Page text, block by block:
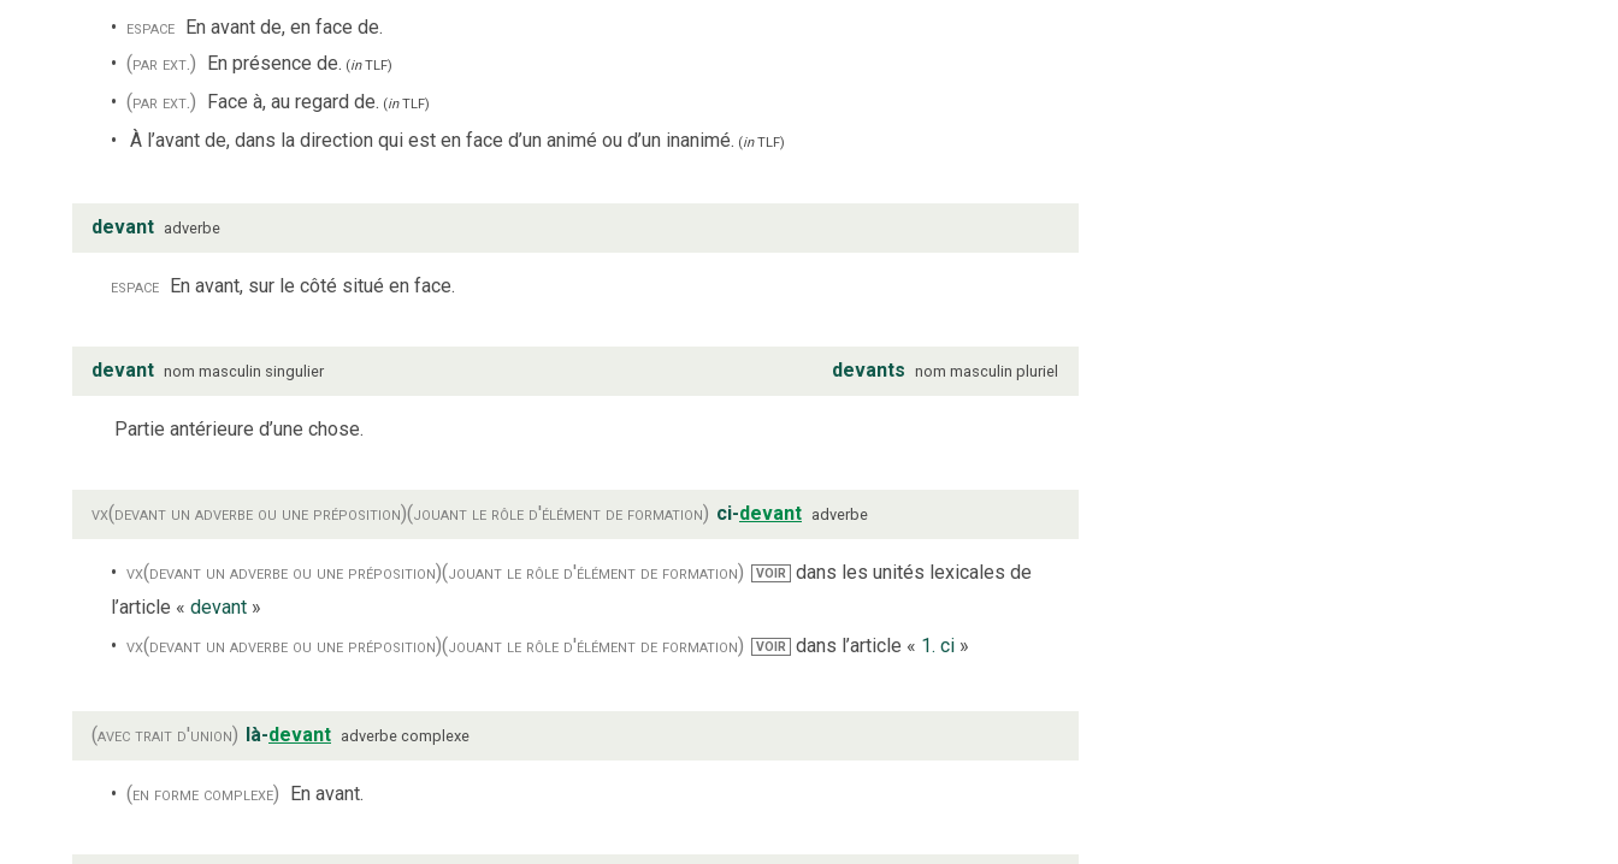
espace En avant de, en face de.
(par ext.) En présence de. (inTLF)
(par ext.) Face à, au regard de. (inTLF)
À l’avant de, dans la direction qui est en face d’un animé ou d’un inanimé. (inTLF)
devant adverbe
espace En avant, sur le côté situé en face.
devant nom masculin singulier devants nom masculin pluriel
Partie antérieure d’une chose.
vx(devant un adverbe ou une préposition)(jouant le rôle d'élément de formation) ci-devant adverbe
vx(devant un adverbe ou une préposition)(jouant le rôle d'élément de formation) VOIR dans les unités lexicales de
l’article « devant »
vx(devant un adverbe ou une préposition)(jouant le rôle d'élément de formation) VOIR dans l’article « 1. ci»
(avec trait d'union) là-devant adverbe complexe
(en forme complexe) En avant.